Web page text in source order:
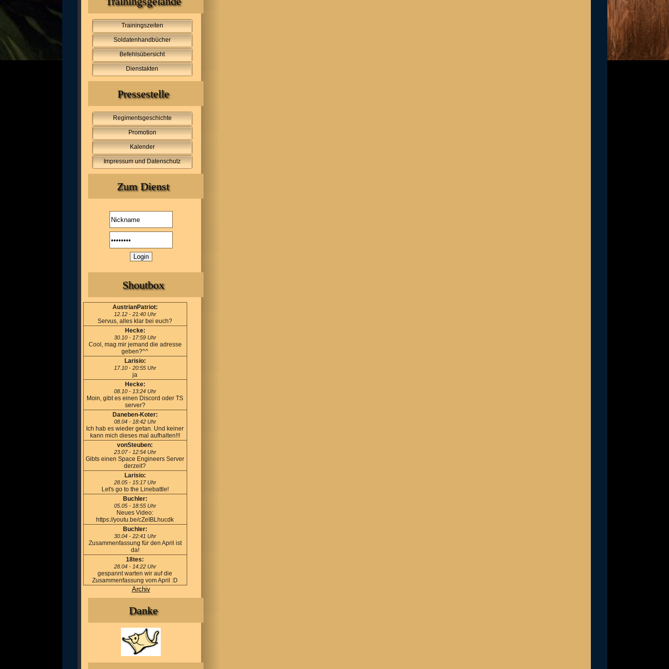
Trainingszeiten
Soldatenhandbücher
Befehlsübersicht
Dienstakten
Pressestelle
Regimentsgeschichte
Promotion
Kalender
Impressum und Datenschutz
Zum Dienst
Shoutbox
AustrianPatriot:
12.12 - 21:40 Uhr
Servus, alles klar bei euch?
Hecke:
30.10 - 17:59 Uhr
Cool, mag mir jemand die adresse
geben?^^
Larisio:
17.10 - 20:55 Uhr
ja
Hecke:
08.10 - 13:24 Uhr
Moin, gibt es einen Discord oder TS
server?
Daneben-Koter:
08.04 - 18:42 Uhr
Ich hab es wieder getan. Und keiner
kann mich dieses mal aufhalten!!!
vonSteuben:
23.07 - 12:54 Uhr
Gibts einen Space Engineers Server
derzeit?
Larisio:
28.05 - 15:17 Uhr
Let's go to the Linebattle!
Buchler:
05.05 - 18:55 Uhr
Neues Video:
https://youtu.be/cZeIBLhucdk
Buchler:
30.04 - 22:41 Uhr
Zusammenfassung für den April ist
da!
18tes:
28.04 - 14:22 Uhr
gespannt warten wir auf die
Zusammenfassung vom April :D
Archiv
Danke